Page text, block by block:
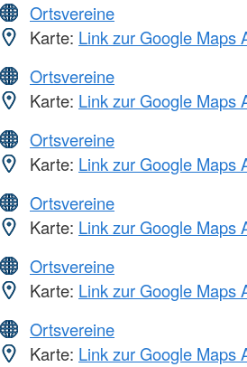
Ortsvereine
Karte: Link zur Google Maps
Ortsvereine
Karte: Link zur Google Maps
Ortsvereine
Karte: Link zur Google Maps
Ortsvereine
Karte: Link zur Google Maps
Ortsvereine
Karte: Link zur Google Maps
Ortsvereine
Karte: Link zur Google Maps